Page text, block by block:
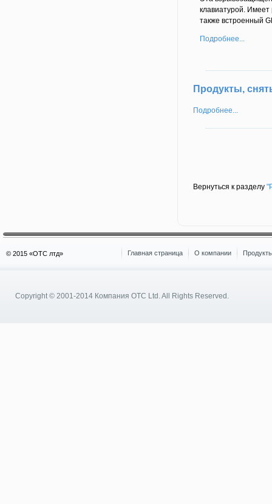
клавиатурой.
также встроенный
Подробнее...
Продукты,
Подробнее...
Вернуться к разделу
© 2015 «OTC лтд» Главная страница О компании
Copyright © 2001-2014 Компания OTC Ltd.All Rights Reserved.